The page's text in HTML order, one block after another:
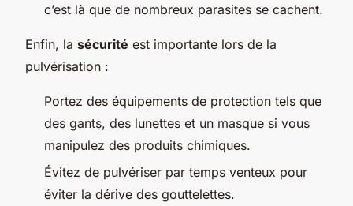
c’est là que de nombreux parasites se cachent.
Enfin, la sécurité est importante lors de la
pulvérisation :
Portez des équipements de protection tels que
des gants, des lunettes et un masque si vous
manipulez des produits chimiques.
Évitez de pulvériser par temps venteux pour
éviter la dérive des gouttelettes.